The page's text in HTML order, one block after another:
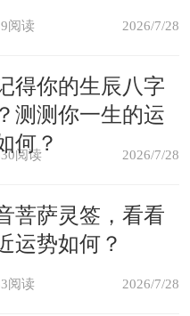
亮与快乐，常常
也会变得更加的
都会选择摆放一
国的传统文化中
阅读 2026/7/28
得你的生辰八字
测测你一生的运
何？
阅读 2026/7/28
菩萨灵签，看看
运势如何？
阅读 2026/7/28